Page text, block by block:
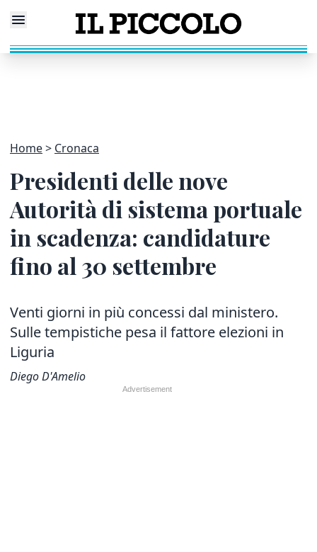
Home Cronaca
Presidenti delle nove
Autorità di sistema portuale
in scadenza: candidature
fino al 30 settembre
Venti giorni in più concessi dal ministero.
Sulle tempistiche pesa il fattore elezioni in
Liguria
Diego D'Amelio